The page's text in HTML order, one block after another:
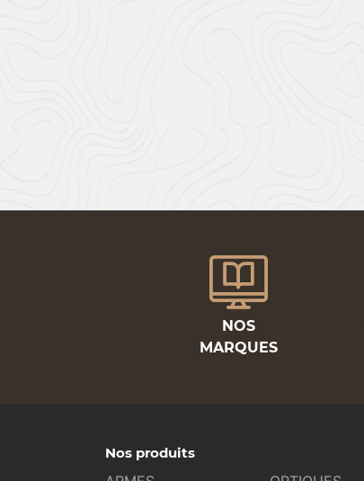
NOS
MARQUES
Nos produits